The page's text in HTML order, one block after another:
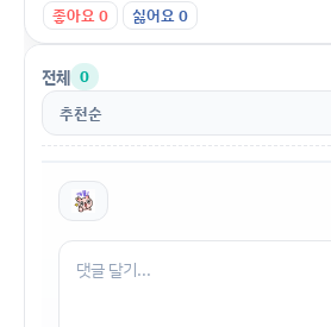
좋아요0 싫어요0
전체 0